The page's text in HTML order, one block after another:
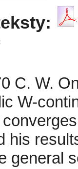
C. W.
W-
his
general